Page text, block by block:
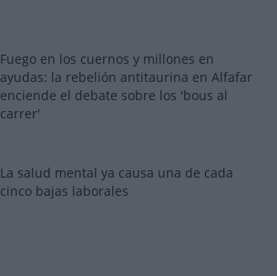
Fuego en los cuernos y millones en
ayudas: la rebelión antitaurina en Alfafar
enciende el debate sobre los 'bous al
carrer'
La salud mental ya causa una de cada
cinco bajas laborales